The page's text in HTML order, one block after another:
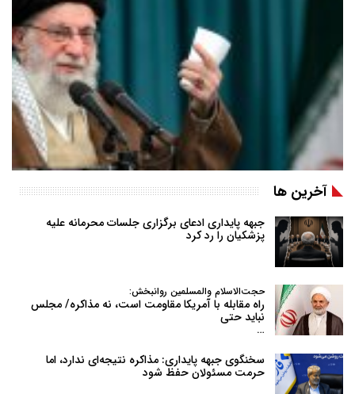
آخرین ها
جبهه پایداری ادعای برگزاری جلسات محرمانه علیه
پزشکیان را رد کرد
حجت‌الاسلام والمسلمین روانبخش:
راه مقابله با آمریکا مقاومت است، نه مذاکره/ مجلس
نباید حتی
…
سخنگوی جبهه پایداری: مذاکره نتیجه‌ای ندارد، اما
حرمت مسئولان حفظ شود